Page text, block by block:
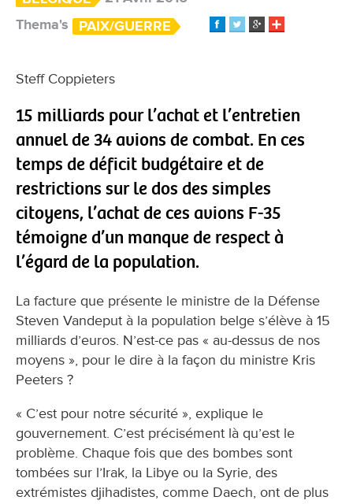
Thema's
PAIX/GUERRE
Steff Coppieters
15 milliards pour l’achat et l’entretien
annuel de 34 avions de combat. En ces
temps de déficit budgétaire et de
restrictions sur le dos des simples
citoyens, l’achat de ces avions F-35
témoigne d’un manque de respect à
l’égard de la population.
La facture que présente le ministre de la Défense
Steven Vandeput à la population belge s’élève à 15
milliards d’euros. N’est-ce pas « au-dessus de nos
moyens », pour le dire à la façon du ministre Kris
Peeters ?
« C’est pour notre sécurité », explique le
gouvernement. C’est précisément là qu’est le
problème. Chaque fois que des bombes sont
tombées sur l’Irak, la Libye ou la Syrie, des
extrémistes djihadistes, comme Daech, ont de plus